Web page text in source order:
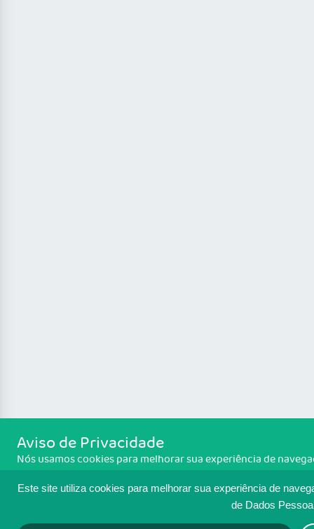
Este site utiliza cookies para melhorar sua experiência de
de Dados
Aviso de Privacidade
Nós usamos cookies para melhorar sua experiência de
Política de cookies. Se você concorda, clique em ACEITO.